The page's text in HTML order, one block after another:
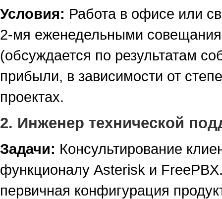
Условия: Работа в офисе или
2-мя еженедельными
(обсуждается по результатам
прибыли, в зависимости от
проектах.
2. Инженер технической
Задачи: Консультирование
функционалу Asterisk и
первичная конфигурация